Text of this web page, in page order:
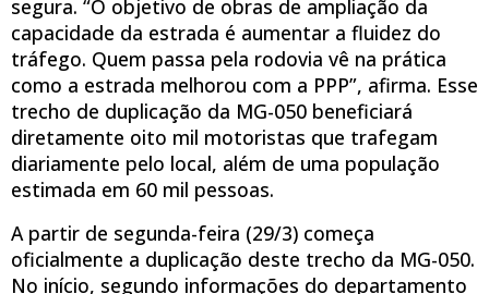
segura. “O objetivo de obras de ampliação da
capacidade da estrada é aumentar a fluidez do
tráfego. Quem passa pela rodovia vê na prática
como a estrada melhorou com a PPP”, afirma. Esse
trecho de duplicação da MG-050 beneficiará
diretamente oito mil motoristas que trafegam
diariamente pelo local, além de uma população
estimada em 60 mil pessoas.
A partir de segunda-feira (29/3) começa
oficialmente a duplicação deste trecho da MG-050.
No início, segundo informações do departamento